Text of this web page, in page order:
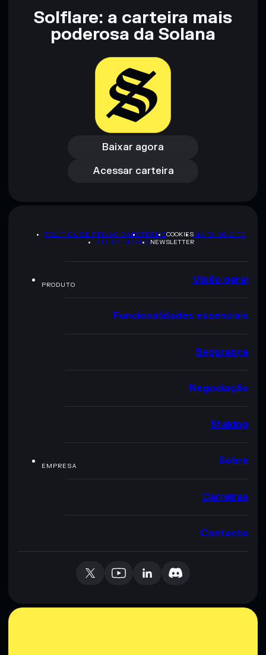
Solflare: a carteira mais
poderosa da Solana
Baixar agora
Baixar agora
Acessar carteira
Acessar carteira
POLÍTICA DE PRIVACIDADETERMSCOOKIESMAPA DO SITE
KIT DA MARCA NEWSLETTER
PRODUTO Visão geral
Funcionalidades essenciais
Segurança
Negociação
Staking
EMPRESA Sobre
Carreiras
Contacto